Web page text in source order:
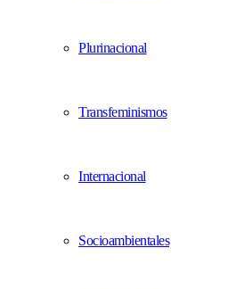
Plurinacional
Transfeminismos
Internacional
Socioambientales